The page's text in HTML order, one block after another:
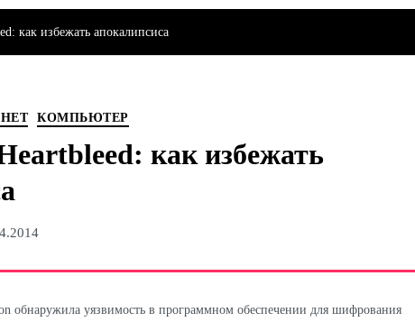
как избежать апокалипсиса
КОМПЬЮТЕР
как избежать
обнаружила уязвимость в программном обеспечении для шифрования